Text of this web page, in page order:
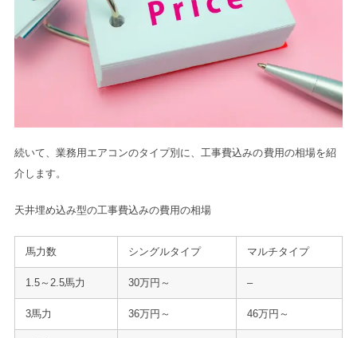
続いて、業務用エアコンのタイプ別に、工事費込みの費用の相場を紹
介します。
天井埋め込み型の工事費込みの費用の相場
馬力数 シングルタイプ マルチタイプ
1.5～2.5馬力 30万円～ –
3馬力 36万円～ 46万円～